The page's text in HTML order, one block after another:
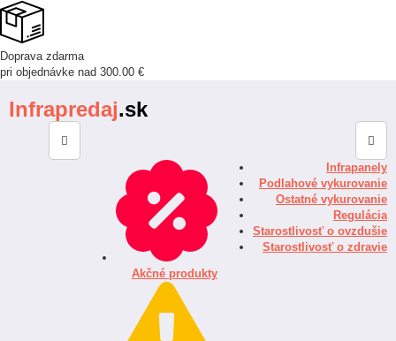
Doprava zdarma
pri objednávke nad 300.00 €
Infrapredaj.sk
Infrapanely
Podlahové vykurovanie
Ostatné vykurovanie
Regulácia
Starostlivosť o ovzdušie
Starostlivosť o zdravie
Akčné produkty